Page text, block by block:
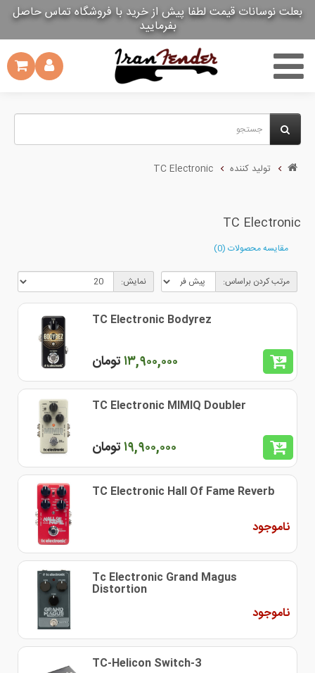
بعلت نوسانات قیمت لطفا پیش از خرید با فروشگاه تماس حاصل
بفرمایید
بعلت نوسانات قیمت لطفا پیش از خرید با فروشگاه تماس حاصل
بفرمایید
تولید کننده TC Electronic
TC Electronic
مقایسه محصولات (0)
مرتب کردن براساس: نمایش:
TC Electronic Bodyrez
١٣,٩٠٠,٠٠٠تومان
TC Electronic MIMIQ Doubler
١٩,٩٠٠,٠٠٠تومان
TC Electronic Hall Of Fame Reverb
ناموجود
Tc Electronic Grand Magus
Distortion
ناموجود
TC-Helicon Switch-3